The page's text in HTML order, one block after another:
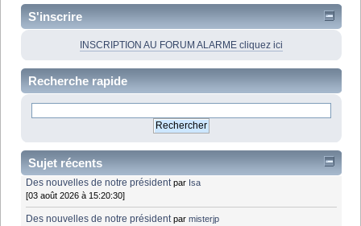
S'inscrire
INSCRIPTION AU FORUM ALARME cliquez ici
Recherche rapide
Sujet récents
Des nouvelles de notre président par Isa
[03 août 2026 à 15:20:30]
Des nouvelles de notre président parmisterjp